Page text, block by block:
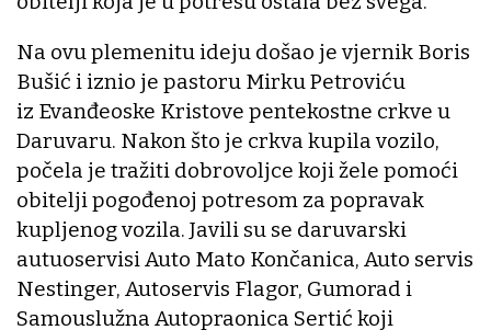
Na ovu plemenitu ideju došao je vjernik Boris
Bušić i iznio je pastoru Mirku Petroviću
iz Evanđeoske Kristove pentekostne crkve u
Daruvaru. Nakon što je crkva kupila vozilo,
počela je tražiti dobrovoljce koji žele pomoći
obitelji pogođenoj potresom za popravak
kupljenog vozila. Javili su se daruvarski
autuoservisi Auto Mato Končanica, Auto servis
Nestinger, Autoservis Flagor, Gumorad i
Samouslužna Autopraonica Sertić koji